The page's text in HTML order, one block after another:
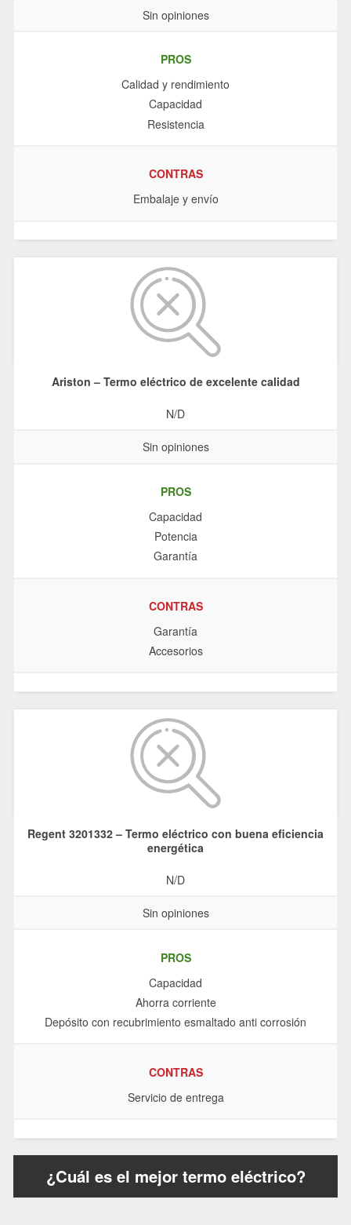
Sin opiniones
PROS
Calidad y rendimiento
Capacidad
Resistencia
CONTRAS
Embalaje y envío
Ariston – Termo eléctrico de excelente calidad
N/D
Sin opiniones
PROS
Capacidad
Potencia
Garantía
CONTRAS
Garantía
Accesorios
Regent 3201332 – Termo eléctrico con buena eficiencia
energética
N/D
Sin opiniones
PROS
Capacidad
Ahorra corriente
Depósito con recubrimiento esmaltado anti corrosión
CONTRAS
Servicio de entrega
¿Cuál es el mejor termo eléctrico?